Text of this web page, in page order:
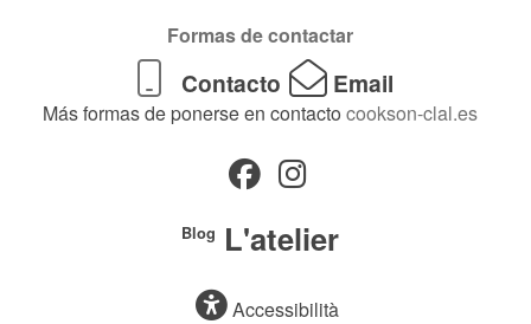
Formas de contactar
Contacto Email
Más formas de ponerse en contacto cookson-clal.es
Blog L'atelier
Accessibilità